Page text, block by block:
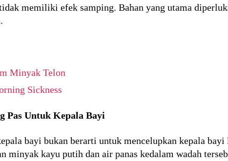
memiliki efek samping. Bahan yang utama
Minyak Telon
Sickness
Pas Untuk Kepala Bayi
bayi bukan berarti untuk mencelupkan kepala
minyak kayu putih dan air panas kedalam wadah